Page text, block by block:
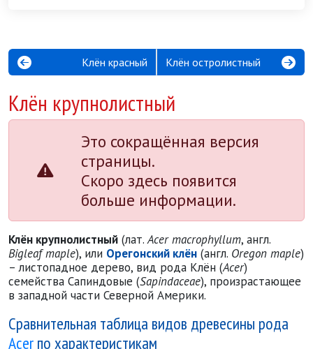
Клён красный Клён остролистный
Клён крупнолистный
Это сокращённая версия
страницы.
Скоро здесь появится
больше информации.
Клён крупнолистный (лат.Acer macrophyllum, англ.
Bigleaf maple), или Орегонский клён (англ. Oregon maple)
– листопадное дерево, вид рода Клён (Acer)
семейства Сапиндовые (Sapindaceae), произрастающее
в западной части Северной Америки.
Сравнительная таблица видов древесины рода
Acer по характеристикам